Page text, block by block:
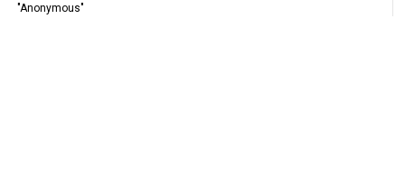
"Anonymous"